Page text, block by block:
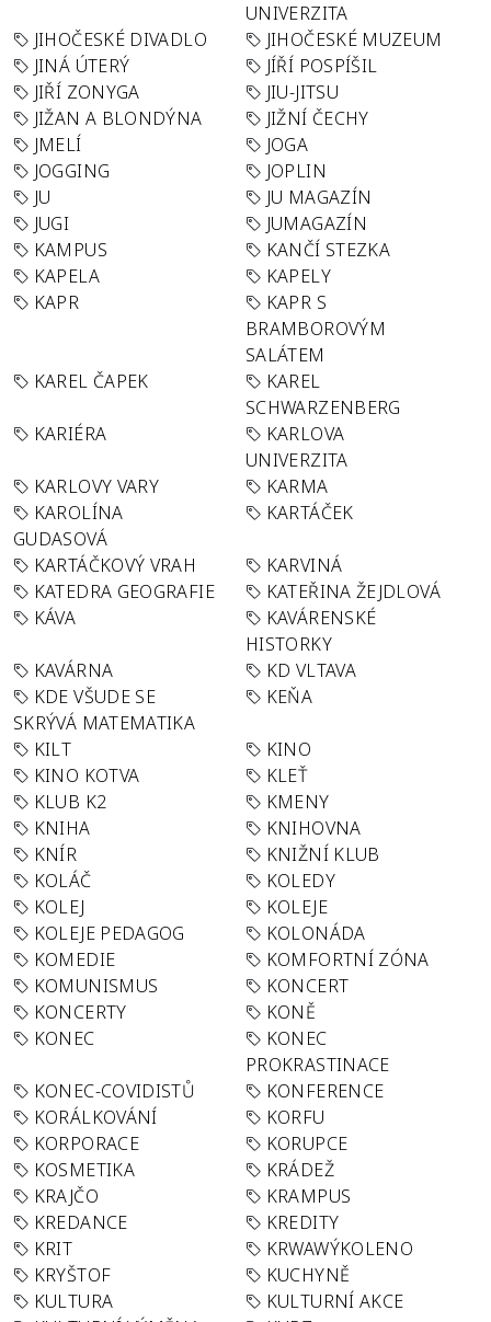
UNIVERZITA
JIHOČESKÉ DIVADLO
JIHOČESKÉ MUZEUM
JINÁ ÚTERÝ
JÍŘÍ POSPÍŠIL
JIŘÍ ZONYGA
JIU-JITSU
JIŽAN A BLONDÝNA
JIŽNÍ ČECHY
JMELÍ
JOGA
JOGGING
JOPLIN
JU
JU MAGAZÍN
JUGI
JUMAGAZÍN
KAMPUS
KANČÍ STEZKA
KAPELA
KAPELY
KAPR
KAPR S
BRAMBOROVÝM
SALÁTEM
KAREL ČAPEK
KAREL
SCHWARZENBERG
KARIÉRA
KARLOVA
UNIVERZITA
KARLOVY VARY
KARMA
KAROLÍNA
GUDASOVÁ
KARTÁČEK
KARTÁČKOVÝ VRAH
KARVINÁ
KATEDRA GEOGRAFIE
KATEŘINA ŽEJDLOVÁ
KÁVA
KAVÁRENSKÉ
HISTORKY
KAVÁRNA
KD VLTAVA
KDE VŠUDE SE
SKRÝVÁ MATEMATIKA
KEŇA
KILT
KINO
KINO KOTVA
KLEŤ
KLUB K2
KMENY
KNIHA
KNIHOVNA
KNÍR
KNIŽNÍ KLUB
KOLÁČ
KOLEDY
KOLEJ
KOLEJE
KOLEJE PEDAGOG
KOLONÁDA
KOMEDIE
KOMFORTNÍ ZÓNA
KOMUNISMUS
KONCERT
KONCERTY
KONĚ
KONEC
KONEC
PROKRASTINACE
KONEC-COVIDISTŮ
KONFERENCE
KORÁLKOVÁNÍ
KORFU
KORPORACE
KORUPCE
KOSMETIKA
KRÁDEŽ
KRAJČO
KRAMPUS
KREDANCE
KREDITY
KRIT
KRWAWÝKOLENO
KRYŠTOF
KUCHYNĚ
KULTURA
KULTURNÍ AKCE